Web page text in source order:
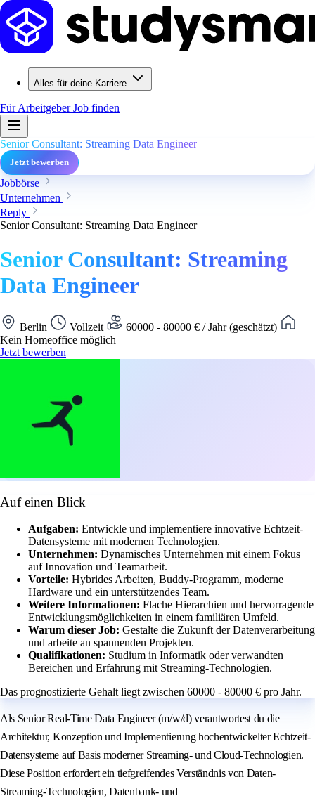
Alles für deine Karriere
Für ArbeitgeberJob finden
Senior Consultant: Streaming Data Engineer
Jetzt bewerben
Jobbörse
Unternehmen
Reply
Senior Consultant: Streaming Data Engineer
Senior Consultant: Streaming
Data Engineer
Berlin Vollzeit
60000 - 80000 € / Jahr (geschätzt)
Kein Homeoffice möglich
Jetzt bewerben
Auf einen Blick
Aufgaben: Entwickle und implementiere innovative Echtzeit-
Datensysteme mit modernen Technologien.
Unternehmen: Dynamisches Unternehmen mit einem Fokus
auf Innovation und Teamarbeit.
Vorteile: Hybrides Arbeiten, Buddy-Programm, moderne
Hardware und ein unterstützendes Team.
Weitere Informationen: Flache Hierarchien und hervorragende
Entwicklungsmöglichkeiten in einem familiären Umfeld.
Warum dieser Job: Gestalte die Zukunft der Datenverarbeitung
und arbeite an spannenden Projekten.
Qualifikationen: Studium in Informatik oder verwandten
Bereichen und Erfahrung mit Streaming-Technologien.
Das prognostizierte Gehalt liegt zwischen 60000 - 80000 € pro Jahr.
Als Senior Real‑Time Data Engineer (m/w/d) verantwortest du die
Architektur, Konzeption und Implementierung hochentwickelter Echtzeit-
Datensysteme auf Basis moderner Streaming- und Cloud-Technologien.
Diese Position erfordert ein tiefgreifendes Verständnis von Daten-
Streaming-Technologien, Datenbank- und